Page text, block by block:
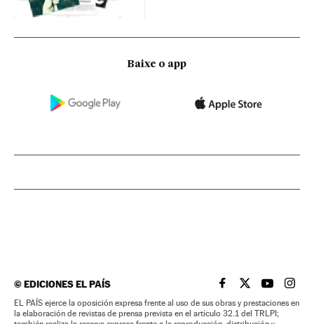
Baixe o app
©EDICIONES EL PAÍS EL PAÍS BRASIL EN
EL PAÍSEL PAÍS
EL
EL PAÍS ejerce la oposición expresa frente al uso de sus obras y prestaciones en
la elaboración de revistas de prensa prevista en el artículo 32.1 del TRLPI;